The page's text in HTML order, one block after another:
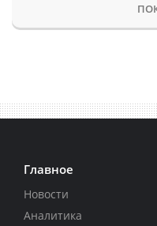
Главное
Новости
Аналитика